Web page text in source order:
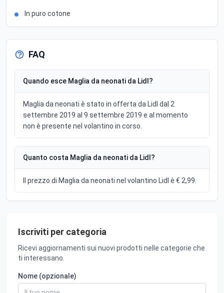
In puro cotone
FAQ
Quando esce Maglia da neonati da Lidl?
Maglia da neonati è stato in offerta da Lidl dal 2
settembre 2019 al 9 settembre 2019 e al momento
non è presente nel volantino in corso.
Quanto costa Maglia da neonati da Lidl?
Il prezzo di Maglia da neonati nel volantino Lidl è € 2,99.
Iscriviti per categoria
Ricevi aggiornamenti sui nuovi prodotti nelle categorie che
ti interessano.
Nome (opzionale)